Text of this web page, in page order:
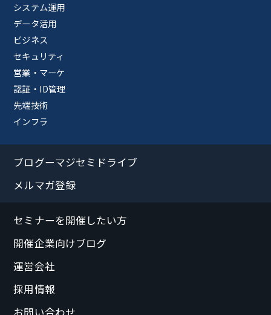
システム運用
データ活用
ビジネス
セキュリティ
営業・マーケ
認証・ID管理
先端技術
インフラ
ブログーマジセミドライブ
メルマガ登録
セミナーを開催したい方
開催企業向けブログ
運営会社
採用情報
お問い合わせ